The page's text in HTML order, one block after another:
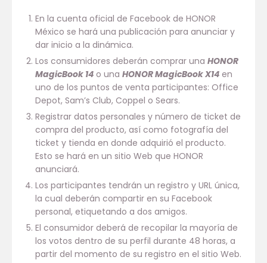
En la cuenta oficial de Facebook de HONOR
México se hará una publicación para anunciar y
dar inicio a la dinámica.
Los consumidores deberán comprar una HONOR
MagicBook 14o una HONOR MagicBook X14en
uno de los puntos de venta participantes: Office
Depot, Sam’s Club, Coppel o Sears.
Registrar datos personales y número de ticket de
compra del producto, así como fotografía del
ticket y tienda en donde adquirió el producto.
Esto se hará en un sitio Web que HONOR
anunciará.
Los participantes tendrán un registro y URL única,
la cual deberán compartir en su Facebook
personal, etiquetando a dos amigos.
El consumidor deberá de recopilar la mayoría de
los votos dentro de su perfil durante 48 horas, a
partir del momento de su registro en el sitio Web.